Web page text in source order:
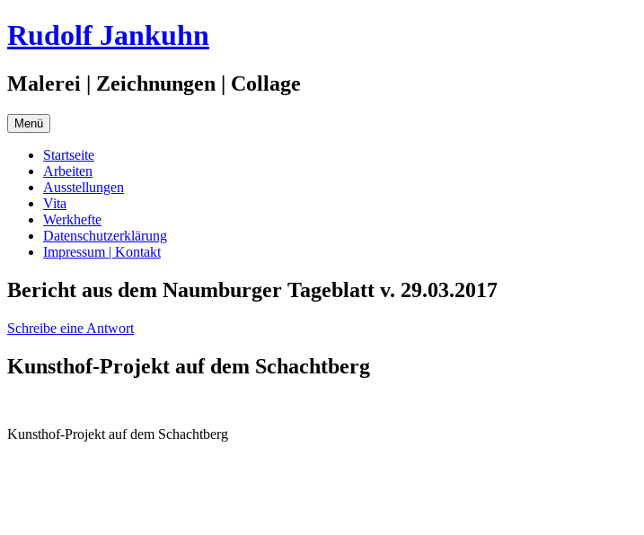
Zum
Inhalt
Rudolf Jankuhn
Malerei | Zeichnungen | Collage
Menü
Startseite
Arbeiten
Ausstellungen
Vita
Werkhefte
Datenschutzerklärung
Impressum | Kontakt
Bericht aus dem Naumburger Tageblatt v. 29.03.2017
Schreibe eine Antwort
Kunsthof-Projekt auf dem Schachtberg
Kunsthof-Projekt auf dem Schachtberg